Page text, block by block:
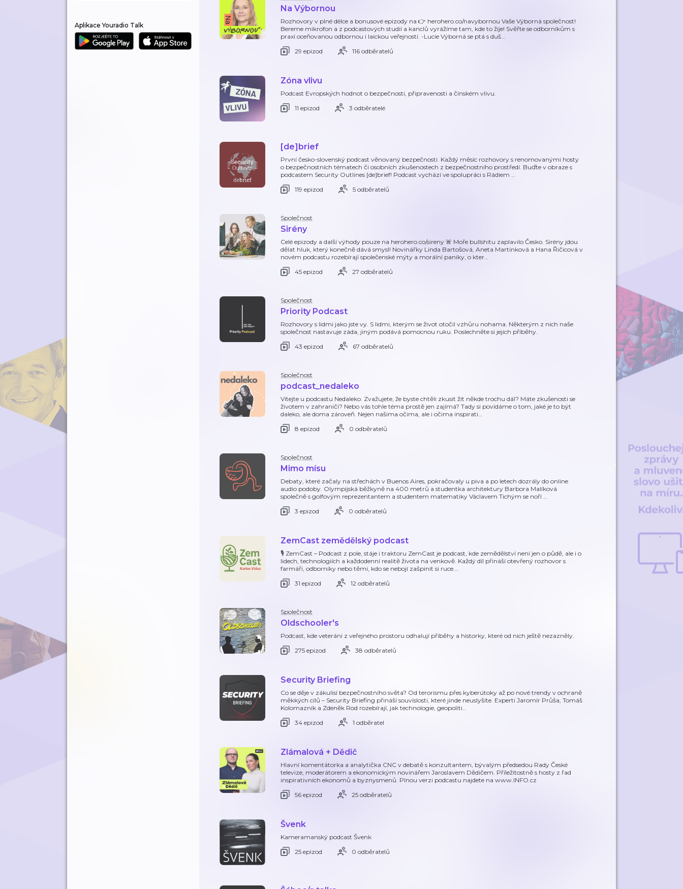
Aplikace Youradio Talk
Na Výbornou
Rozhovory v plné délce a bonusové epizody na 👉 herohero.co/navybornou Vaše Výborná společnost!
Bereme mikrofon a z podcastových studií a kanclů vyrážíme tam, kde to žije! Svěřte se odborníkům s
praxí oceňovanou odbornou i laickou veřejností. -Lucie Výborná se ptá s duš…
29 epizod
116 odběratelů
Zóna vlivu
Podcast Evropských hodnot o bezpečnosti, připravenosti a čínském vlivu.
11 epizod
3 odběratelé
[de]brief
První česko-slovenský podcast věnovaný bezpečnosti. Každý měsíc rozhovory s renomovanými hosty
o bezpečnostních tématech či osobních zkušenostech z bezpečnostního prostředí. Buďte v obraze s
podcastem Security Outlines [de]brief! Podcast vychází ve spolupráci s Rádiem …
119 epizod
5 odběratelů
Společnost
Sirény
Celé epizody a další výhody pouze na herohero.co/sireny 🚨 Moře bullshitu zaplavilo Česko. Sirény jdou
dělat hluk, který konečně dává smysl! Novinářky Linda Bartošová, Aneta Martínková a Hana Řičicová v
novém podcastu rozebírají společenské mýty a morální paniky, o kter…
45 epizod
27 odběratelů
Společnost
Priority Podcast
Rozhovory s lidmi jako jste vy. S lidmi, kterým se život otočil vzhůru nohama. Některým z nich naše
společnost nastavuje záda, jiným podává pomocnou ruku. Poslechněte si jejich příběhy.
43 epizod
67 odběratelů
Společnost
podcast_nedaleko
Vítejte u podcastu Nedaleko. Zvažujete, že byste chtěli zkusit žít někde trochu dál? Máte zkušenosti se
životem v zahraničí? Nebo vás tohle téma prostě jen zajímá? Tady si povídáme o tom, jaké je to být
daleko, ale doma zároveň. Nejen našima očima, ale i očima inspirati…
8 epizod
0 odběratelů
Společnost
Mimo mísu
Debaty, které začaly na střechách v Buenos Aires, pokračovaly u piva a po letech dozrály do online
audio podoby. Olympijská běžkyně na 400 metrů a studentka architektury Barbora Malíková
společně s golfovým reprezentantem a studentem matematiky Václavem Tichým se noří …
3 epizod
0 odběratelů
ZemCast zemědělský podcast
🎙️ ZemCast – Podcast z pole, stáje i traktoru ZemCast je podcast, kde zemědělství není jen o půdě, ale i o
lidech, technologiích a každodenní realitě života na venkově. Každý díl přináší otevřený rozhovor s
farmáři, odborníky nebo těmi, kdo se nebojí zašpinit si ruce.…
31 epizod
12 odběratelů
Společnost
Oldschooler's
Podcast, kde veteráni z veřejného prostoru odhalují příběhy a historky, které od nich ještě nezazněly.
275 epizod
38 odběratelů
Security Briefing
Co se děje v zákulisí bezpečnostního světa? Od terorismu přes kyberútoky až po nové trendy v ochraně
měkkých cílů – Security Briefing přináší souvislosti, které jinde neuslyšíte. Experti Jaromír Průša, Tomáš
Kolomazník a Zdeněk Rod rozebírají, jak technologie, geopoliti…
34 epizod
1 odběratel
Zlámalová + Dědič
Hlavní komentátorka a analytička CNC v debatě s konzultantem, bývalým předsedou Rady České
televize, moderátorem a ekonomickým novinářem Jaroslavem Dědičem. Příležitostně s hosty z řad
inspirativních ekonomů a byznysmenů. Plnou verzi podcastu najdete na www.INFO.cz
56 epizod
25 odběratelů
Švenk
Kameramanský podcast Švenk
25 epizod
0 odběratelů